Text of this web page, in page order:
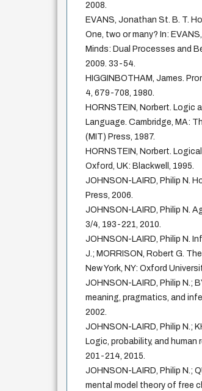
2008.
EVANS, Jonathan St. B. T.
One, two or many? In:
Minds: Dual Processes and
2009. 33-54.
HIGGINBOTHAM, James.
4, 679-708, 1980.
HORNSTEIN, Norbert. Logic
Language. Cambridge, MA:
(MIT) Press, 1987.
HORNSTEIN, Norbert.
Oxford, UK: Blackwell, 1995.
JOHNSON-LAIRD, Philip N.
Press, 2006.
JOHNSON-LAIRD, Philip N.
3/4, 193-221, 2010.
JOHNSON-LAIRD, Philip N.
J.; MORRISON, Robert G.
New York, NY: Oxford
JOHNSON-LAIRD, Philip N.;
meaning, pragmatics, and
2002.
JOHNSON-LAIRD, Philip N.;
Logic, probability, and
201-214, 2015.
JOHNSON-LAIRD, Philip N.;
mental model theory of free